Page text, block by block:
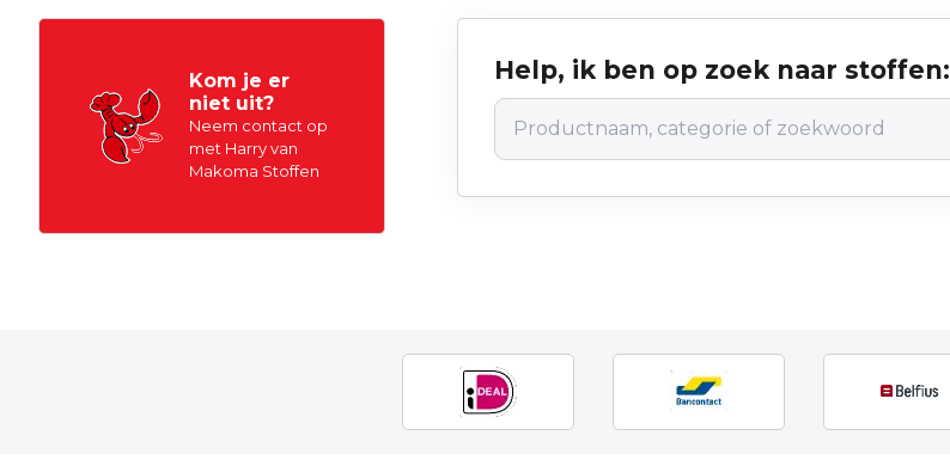
Kom je er
niet uit?
Neem contact op
met Harry van
Makoma Stoffen
Help, ik ben op zoek naar stoffen: